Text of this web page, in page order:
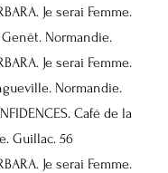
Je serai Femme.
Normandie.
Je serai Femme.
Normandie.
Café de la
Guillac. 56
Je serai Femme.